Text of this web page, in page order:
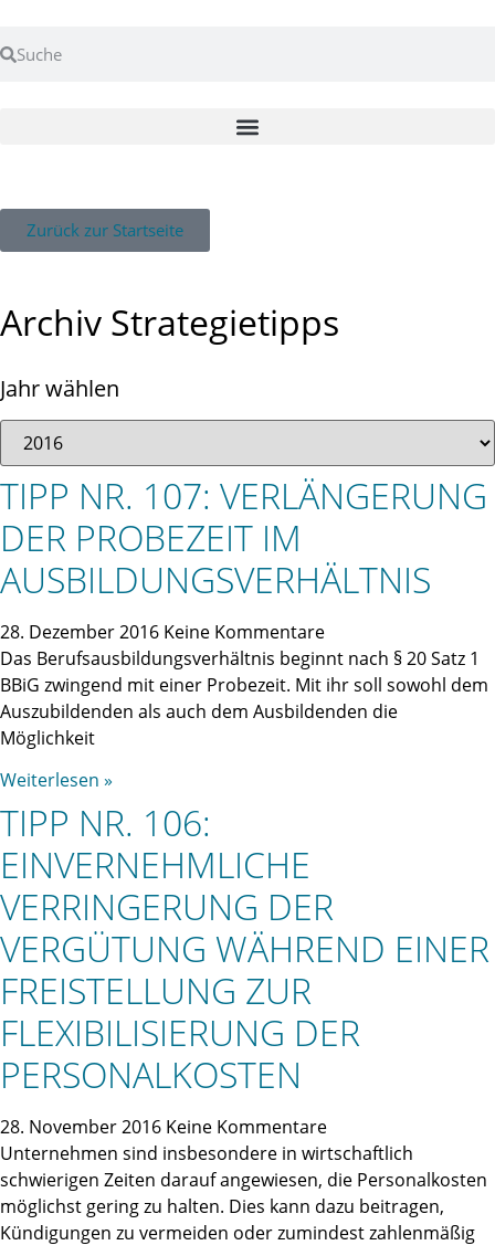
Zurück zur Startseite
Archiv Strategietipps
Jahr wählen
TIPP NR. 107: VERLÄNGERUNG
DER PROBEZEIT IM
AUSBILDUNGSVERHÄLTNIS
28. Dezember 2016 Keine Kommentare
Das Berufsausbildungsverhältnis beginnt nach § 20 Satz 1
BBiG zwingend mit einer Probezeit. Mit ihr soll sowohl dem
Auszubildenden als auch dem Ausbildenden die
Möglichkeit
Weiterlesen »
TIPP NR. 106:
EINVERNEHMLICHE
VERRINGERUNG DER
VERGÜTUNG WÄHREND EINER
FREISTELLUNG ZUR
FLEXIBILISIERUNG DER
PERSONALKOSTEN
28. November 2016 Keine Kommentare
Unternehmen sind insbesondere in wirtschaftlich
schwierigen Zeiten darauf angewiesen, die Personalkosten
möglichst gering zu halten. Dies kann dazu beitragen,
Kündigungen zu vermeiden oder zumindest zahlenmäßig